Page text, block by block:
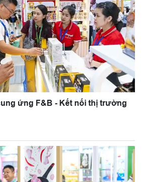
ứng F&B - Kết nối thị trường